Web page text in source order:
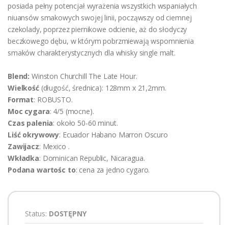
posiada pełny potencjał wyrażenia wszystkich wspaniałych
niuansów smakowych swojej linii, począwszy od ciemnej
czekolady, poprzez piernikowe odcienie, aż do słodyczy
beczkowego dębu, w którym pobrzmiewają wspomnienia
smaków charakterystycznych dla whisky single malt.
Blend: Winston Churchill The Late Hour.
Wielkość (długość, średnica): 128mm x 21,2mm.
Format: ROBUSTO.
Moc cygara: 4/5 (mocne).
Czas palenia: około 50-60 minut.
Liść okrywowy: Ecuador Habano Marron Oscuro
Zawijacz: Mexico .
Wkładka: Dominican Republic, Nicaragua.
Podana wartośc to: cena za jedno cygaro.
Status: DOSTĘPNY